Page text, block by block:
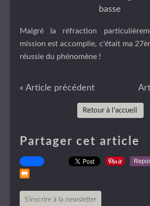
Malgré la réfraction
mission est accomplie, c'était ma
réussie du phénomène !
« Article précédent
Retour à l'accueil
Partager cet article
S'inscrire à la newsletter